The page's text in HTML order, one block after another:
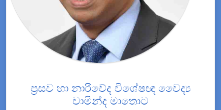
ප්‍රසව හා නාරිවේද විශේෂඥ වෛද්‍ය
චාමින්ද මාතොට